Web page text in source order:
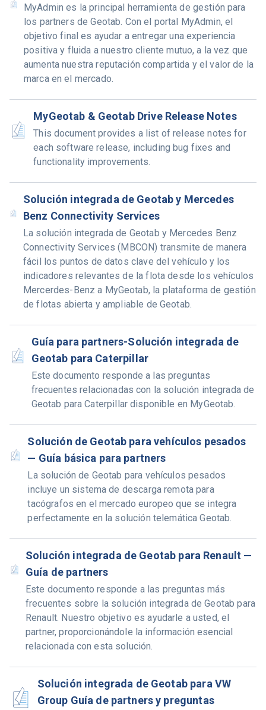
MyAdmin es la principal herramienta de gestión para
los partners de Geotab. Con el portal MyAdmin, el
objetivo final es ayudar a entregar una experiencia
positiva y fluida a nuestro cliente mutuo, a la vez que
aumenta nuestra reputación compartida y el valor de la
marca en el mercado.
MyGeotab & Geotab Drive Release Notes
This document provides a list of release notes for
each software release, including bug fixes and
functionality improvements.
Solución integrada de Geotab y Mercedes
Benz Connectivity Services
La solución integrada de Geotab y Mercedes Benz
Connectivity Services (MBCON) transmite de manera
fácil los puntos de datos clave del vehículo y los
indicadores relevantes de la flota desde los vehículos
Mercerdes-Benz a MyGeotab, la plataforma de gestión
de flotas abierta y ampliable de Geotab.
Guía para partners-Solución integrada de
Geotab para Caterpillar
Este documento responde a las preguntas
frecuentes relacionadas con la solución integrada de
Geotab para Caterpillar disponible en MyGeotab.
Solución de Geotab para vehículos pesados
— Guía básica para partners
La solución de Geotab para vehículos pesados
incluye un sistema de descarga remota para
tacógrafos en el mercado europeo que se integra
perfectamente en la solución telemática Geotab.
Solución integrada de Geotab para Renault —
Guía de partners
Este documento responde a las preguntas más
frecuentes sobre la solución integrada de Geotab para
Renault. Nuestro objetivo es ayudarle a usted, el
partner, proporcionándole la información esencial
relacionada con esta solución.
Solución integrada de Geotab para VW
Group Guía de partners y preguntas